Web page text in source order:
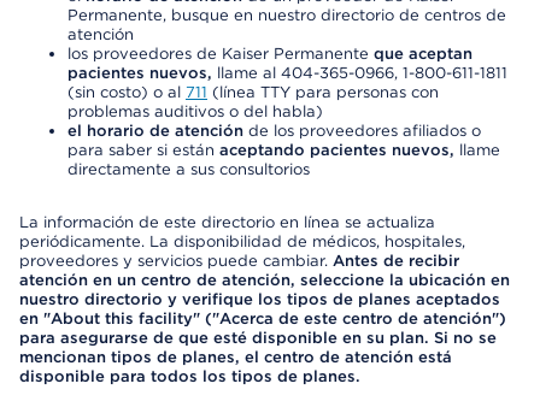
Permanente, busque en nuestro directorio de centros de
atención
los proveedores de Kaiser Permanente que aceptan
pacientes nuevos, llame al 404-365-0966, 1-800-611-1811
(sin costo) o al 711 (línea TTY para personas con
problemas auditivos o del habla)
el horario de atención de los proveedores afiliados o
para saber si están aceptando pacientes nuevos, llame
directamente a sus consultorios
La información de este directorio en línea se actualiza
periódicamente. La disponibilidad de médicos, hospitales,
proveedores y servicios puede cambiar. Antes de recibir
atención en un centro de atención, seleccione la ubicación en
nuestro directorio y verifique los tipos de planes aceptados
en "About this facility" ("Acerca de este centro de atención")
para asegurarse de que esté disponible en su plan. Si no se
mencionan tipos de planes, el centro de atención está
disponible para todos los tipos de planes.